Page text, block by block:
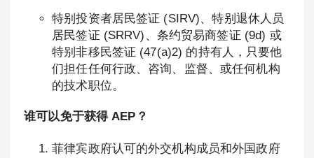
特别投资者居民签证 (SIRV)、特别退休人员
居民签证 (SRRV)、条约贸易商签证 (9d) 或
特别非移民签证 (47(a)2) 的持有人，只要他
们担任任何行政、咨询、监督、或任何机构
的技术职位。
谁可以免于获得 AEP？
菲律宾政府认可的外交机构成员和外国政府